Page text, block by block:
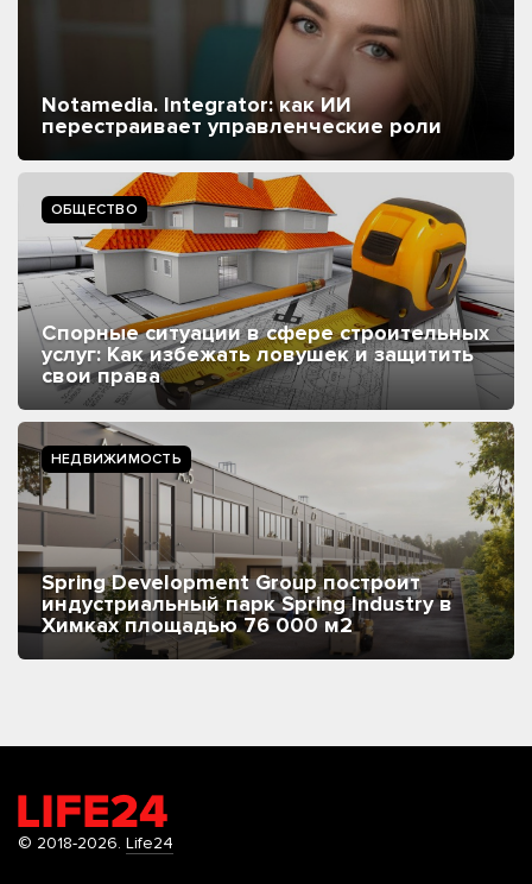
Notamedia. Integrator: как ИИ
перестраивает управленческие роли
ОБЩЕСТВО
Спорные ситуации в сфере строительных
услуг: Как избежать ловушек и защитить
свои права
НЕДВИЖИМОСТЬ
Spring Development Group построит
индустриальный парк Spring Industry в
Химках площадью 76 000 м2
© 2018-2026. Life24